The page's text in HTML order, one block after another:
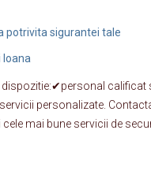
potrivita sigurantei tale
Ioana
dispozitie:✔personal
personalizate.
mai bune servicii de